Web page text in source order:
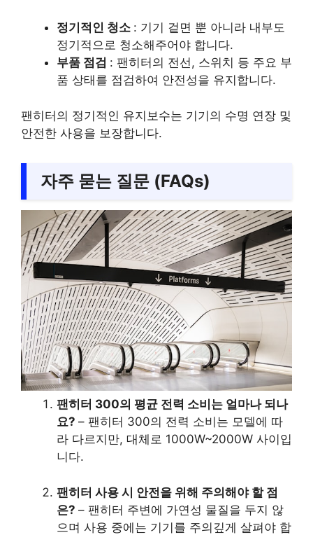
정기적인 청소 : 기기 겉면 뿐 아니라 내부도
정기적으로 청소해주어야 합니다.
부품 점검 : 팬히터의 전선, 스위치 등 주요 부
품 상태를 점검하여 안전성을 유지합니다.
팬히터의 정기적인 유지보수는 기기의 수명 연장 및
안전한 사용을 보장합니다.
자주 묻는 질문 (FAQs)
팬히터 300의 평균 전력 소비는 얼마나 되나
요? – 팬히터 300의 전력 소비는 모델에 따
라 다르지만, 대체로 1000W~2000W 사이입
니다.
팬히터 사용 시 안전을 위해 주의해야 할 점
은? – 팬히터 주변에 가연성 물질을 두지 않
으며 사용 중에는 기기를 주의깊게 살펴야 합